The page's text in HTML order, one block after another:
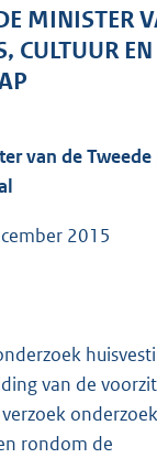
:
6
MINISTER
CULTUUR EN
van de Tweede
2015
van de
rondom de